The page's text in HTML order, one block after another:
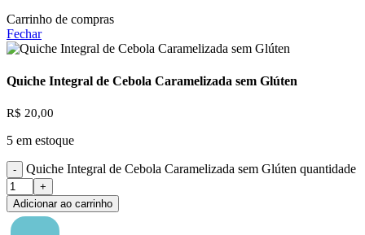
Carrinho de compras
Fechar
Quiche Integral de Cebola Caramelizada sem Glúten
R$ 20,00
5 em estoque
Quiche Integral de Cebola Caramelizada sem Glúten quantidade
Adicionar ao carrinho